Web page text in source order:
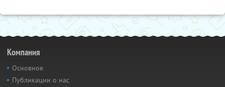
Компания
Основное
Публикации о нас